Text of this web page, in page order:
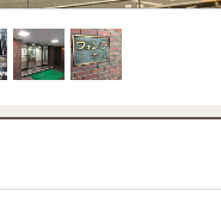
購入ガイ
ド